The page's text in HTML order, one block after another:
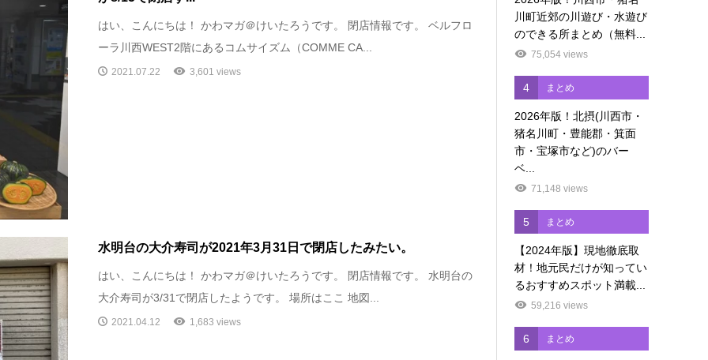
はい、こんにちは！ かわマガ＠けいたろうです。 閉店情報です。 ベルフロ
ーラ川西WEST2階にあるコムサイズム（COMME CA...
2021.07.22 3,601 views
水明台の大介寿司が2021年3月31日で閉店したみたい。
はい、こんにちは！ かわマガ＠けいたろうです。 閉店情報です。 水明台の
大介寿司が3/31で閉店したようです。 場所はここ 地図...
2021.04.12 1,683 views
川町近郊の川遊び・水遊び
のできる所まとめ（無料...
75,054 views
4 まとめ
2026年版！北摂(川西市・
猪名川町・豊能郡・箕面
市・宝塚市など)のバー
ベ...
71,148 views
5 まとめ
【2024年版】現地徹底取
材！地元民だけが知ってい
るおすすめスポット満載...
59,216 views
6 まとめ